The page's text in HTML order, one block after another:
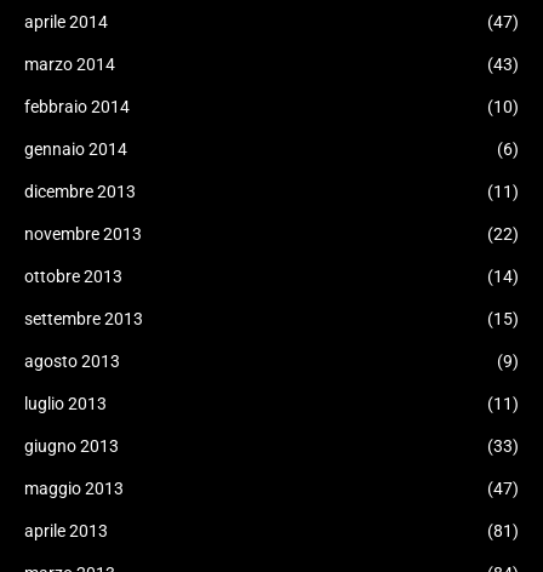
aprile 2014 (47)
marzo 2014 (43)
febbraio 2014 (10)
gennaio 2014 (6)
dicembre 2013 (11)
novembre 2013 (22)
ottobre 2013 (14)
settembre 2013 (15)
agosto 2013 (9)
luglio 2013 (11)
giugno 2013 (33)
maggio 2013 (47)
aprile 2013 (81)